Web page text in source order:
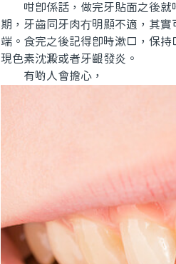
咁即係話，做完牙貼面之後就
期，牙齒同牙肉冇明顯不適，其
端。食完之後記得即時漱口，保
現色素沈澱或者牙齦發炎。
有啲人會擔心，